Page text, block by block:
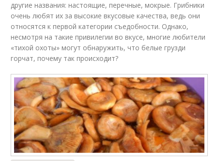
другие названия: настоящие, перечные, мокрые. Грибники
очень любят их за высокие вкусовые качества, ведь они
относятся к первой категории съедобности. Однако,
несмотря на такие привилегии во вкусе, многие любители
«тихой охоты» могут обнаружить, что белые грузди
горчат, почему так происходит?